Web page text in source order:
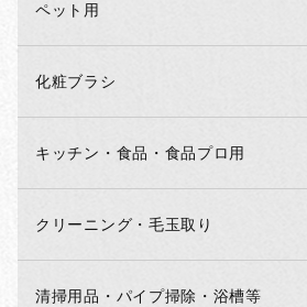
ペット用
化粧ブラシ
キッチン・食品・食品プロ用
クリーニング・毛玉取り
清掃用品・パイプ掃除・浴槽等